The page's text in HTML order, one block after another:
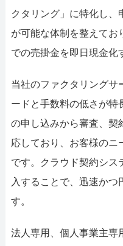
クタリング」に特化し、
が可能な体制を整えてお
での売掛金を即日現金化
当社のファクタリングサ
ードと手数料の低さが特
の申し込みから審査、契
応しており、お客様のニ
です。クラウド契約シス
入することで、迅速かつ
す。
法人専用、個人事業主専